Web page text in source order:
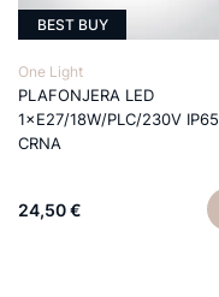
BEST BUY
One Light
PLAFONJERA LED
1×E27/18W/PLC/230V IP65
CRNA
24,50 €